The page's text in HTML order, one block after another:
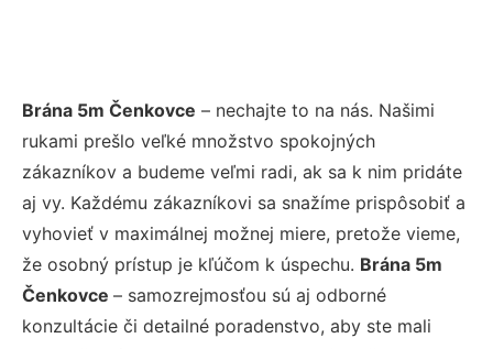
Brána 5m Čenkovce – nechajte to na nás. Našimi
rukami prešlo veľké množstvo spokojných
zákazníkov a budeme veľmi radi, ak sa k nim pridáte
aj vy. Každému zákazníkovi sa snažíme prispôsobiť a
vyhovieť v maximálnej možnej miere, pretože vieme,
že osobný prístup je kľúčom k úspechu. Brána 5m
Čenkovce – samozrejmosťou sú aj odborné
konzultácie či detailné poradenstvo, aby ste mali